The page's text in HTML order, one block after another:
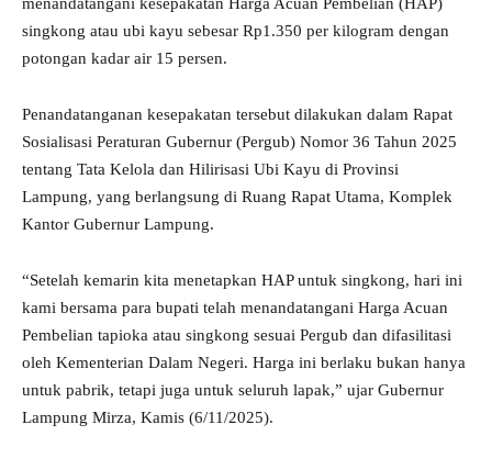
singkong atau ubi kayu sebesar Rp1.350 per kilogram dengan
potongan kadar air 15 persen.
Penandatanganan kesepakatan tersebut dilakukan dalam Rapat
Sosialisasi Peraturan Gubernur (Pergub) Nomor 36 Tahun 2025
tentang Tata Kelola dan Hilirisasi Ubi Kayu di Provinsi
Lampung, yang berlangsung di Ruang Rapat Utama, Komplek
Kantor Gubernur Lampung.
“Setelah kemarin kita menetapkan HAP untuk singkong, hari ini
kami bersama para bupati telah menandatangani Harga Acuan
Pembelian tapioka atau singkong sesuai Pergub dan difasilitasi
oleh Kementerian Dalam Negeri. Harga ini berlaku bukan hanya
untuk pabrik, tetapi juga untuk seluruh lapak,” ujar Gubernur
Lampung Mirza, Kamis (6/11/2025).